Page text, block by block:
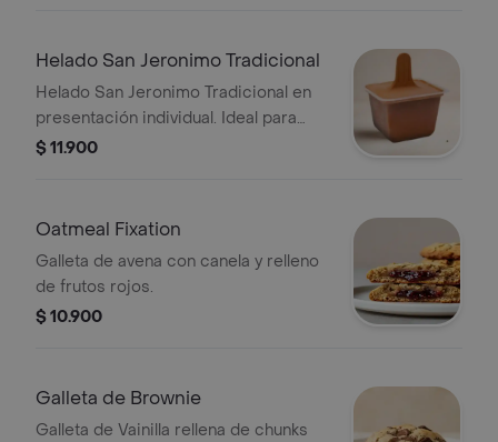
Helado San Jeronimo Tradicional
Helado San Jeronimo Tradicional en
presentación individual. Ideal para
disfrutar en cualquier momento.
$ 11.900
Oatmeal Fixation
Galleta de avena con canela y relleno
de frutos rojos.
$ 10.900
Galleta de Brownie
Galleta de Vainilla rellena de chunks